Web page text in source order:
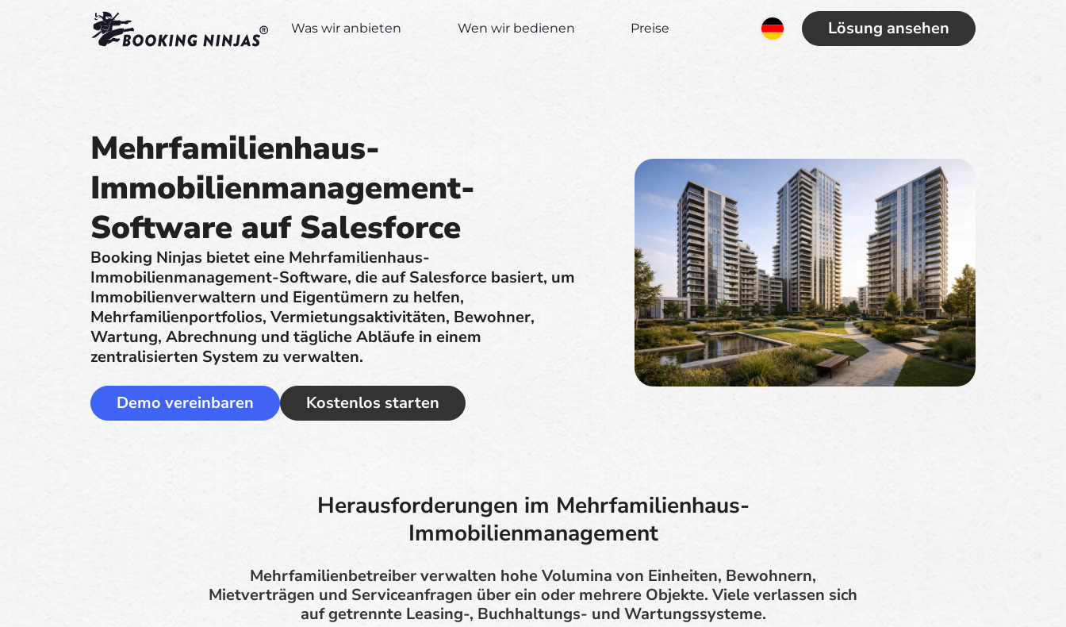
Lösung ansehen
Was wir anbieten Wen wir bedienen Preise
Mehrfamilienhaus-
Immobilienmanagement-
Software auf Salesforce
Booking Ninjas bietet eine Mehrfamilienhaus-
Immobilienmanagement-Software, die auf Salesforce basiert, um
Immobilienverwaltern und Eigentümern zu helfen,
Mehrfamilienportfolios, Vermietungsaktivitäten, Bewohner,
Wartung, Abrechnung und tägliche Abläufe in einem
zentralisierten System zu verwalten.
Demo vereinbaren Kostenlos starten
Herausforderungen im Mehrfamilienhaus-
Immobilienmanagement
Mehrfamilienbetreiber verwalten hohe Volumina von Einheiten, Bewohnern,
Mietverträgen und Serviceanfragen über ein oder mehrere Objekte. Viele verlassen sich
auf getrennte Leasing-, Buchhaltungs- und Wartungssysteme.